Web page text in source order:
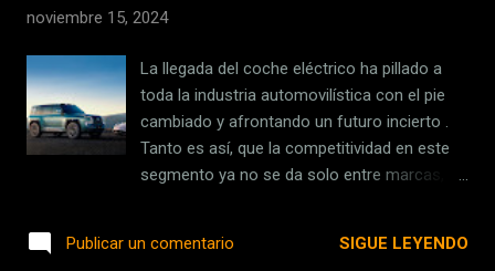
mejor de todo es que hay más buenas
ahora a engancharse. 'Silo' ha vuelto con
nuevos capítulos cada semana Se estrenó el
5 de mayo del pasado año y cerró su
espectacular primera temporada el 30 de
junio de aquel año. Ahora, desde hoy 15 de
pero continua...
noviembre 15, 2024
La llegada del coche eléctrico ha pillado a
toda la industria automovilística con el pie
cambiado y afrontando un futuro incierto .
Tanto es así, que la competitividad en este
segmento ya no se da solo entre marcas,
coche el eléctrico. BYD ha está siendo una
Publicar un comentario SIGUE LEYENDO